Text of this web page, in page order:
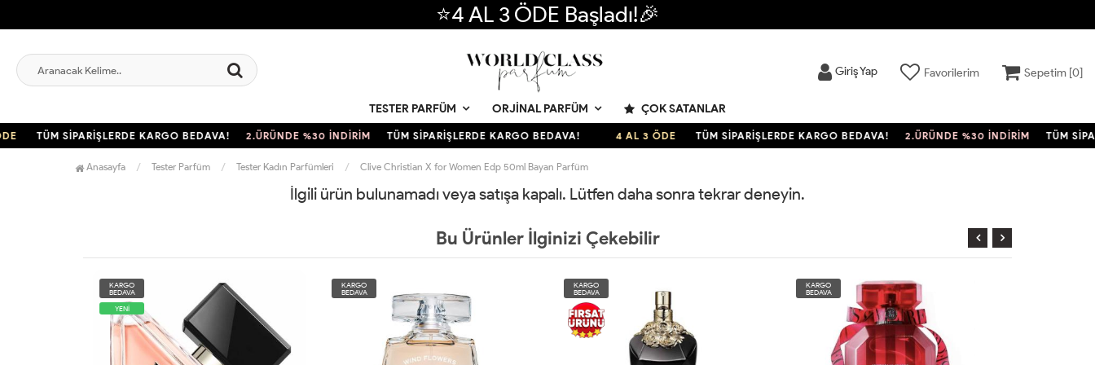
⭐4 AL 3 ÖDE Başladı!🎉
Giriş Yap Favorilerim Sepetim [0]
TESTER PARFÜM ORJINAL PARFÜM ÇOK SATANLAR
TÜM SİPARİŞLERDE KARGO BEDAVA! 2.ÜRÜNDE %30 İNDİRİM TÜM SİPARİŞLERDE KARGO BEDAVA! 4 AL 3 ÖDE TÜM SİPARİŞLERDE KARGO BEDAVA! 2.ÜRÜNDE %30 İNDİRİM TÜM
Anasayfa Tester Parfüm Tester Kadın Parfümleri Clive Christian X for Women Edp 50ml Bayan Parfüm
İlgili ürün bulunamadı veya satışa kapalı. Lütfen daha sonra tekrar deneyin.
Bu Ürünler İlginizi Çekebilir
KARGO
BEDAVA
YENİ
KARGO
BEDAVA
KARGO
BEDAVA
KARGO
BEDAVA